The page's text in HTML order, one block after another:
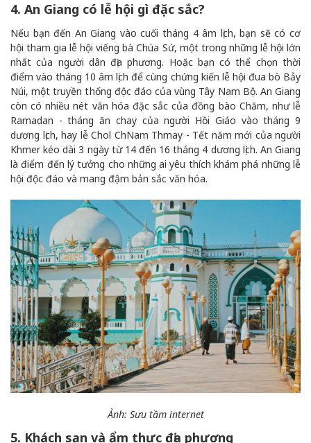
4. An Giang có lễ hội gì đặc sắc?
Nếu bạn đến An Giang vào cuối tháng 4 âm lịch, bạn sẽ có cơ
hội tham gia lễ hội viếng bà Chúa Sứ, một trong những lễ hội lớn
nhất của người dân địa phương. Hoặc bạn có thể chọn thời
điểm vào tháng 10 âm lịch để cùng chứng kiến lễ hội đua bò Bảy
Núi, một truyền thống độc đáo của vùng Tây Nam Bộ. An Giang
còn có nhiều nét văn hóa đặc sắc của đồng bào Chăm, như lễ
Ramadan - tháng ăn chay của người Hồi Giáo vào tháng 9
dương lịch, hay lễ Chol ChNam Thmay - Tết năm mới của người
Khmer kéo dài 3 ngày từ 14 đến 16 tháng 4 dương lịch. An Giang
là điểm đến lý tưởng cho những ai yêu thích khám phá những lễ
hội độc đáo và mang đậm bản sắc văn hóa.
Ảnh: Sưu tầm internet
5. Khách sạn và ẩm thực địa phương